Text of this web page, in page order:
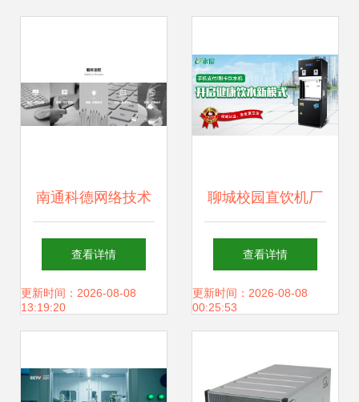
南通科德网络技术
助力个体户、公司
企业实现小程序快
服务
查看详情
更新时间：2026-08-08
13:19:20
聊城校园直饮机厂
家 以卓越售后服
务，筑牢校园饮水
查看详情
更新时间：2026-08-08
00:25:53